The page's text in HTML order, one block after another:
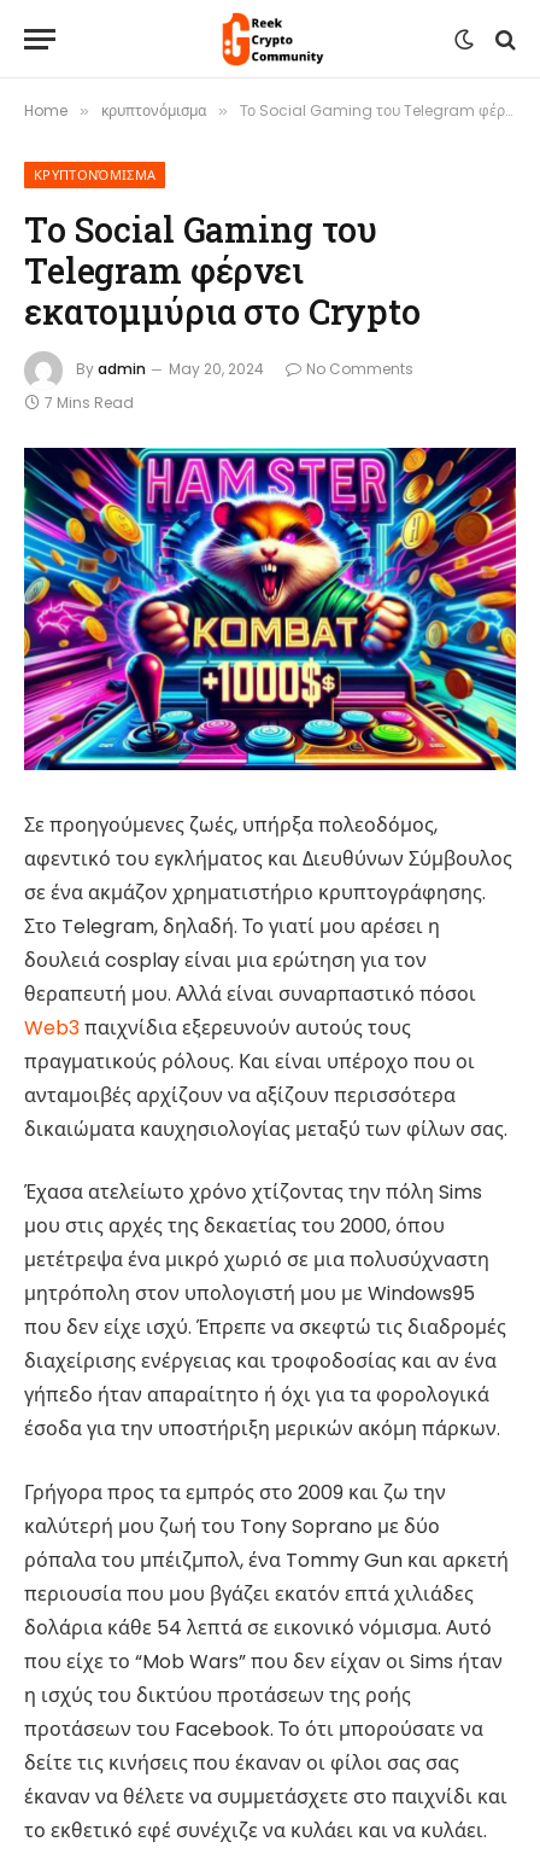
Home » κρυπτονόμισμα » Το Social Gaming του Telegram φέρνει εκατομμύρια στο Crypto
ΚΡΥΠΤΟΝΌΜΙΣΜΑ
Το Social Gaming του
Telegram φέρνει
εκατομμύρια στο Crypto
Byadmin May 20, 2024
No Comments
7 Mins Read
Σε προηγούμενες ζωές, υπήρξα πολεοδόμος,
αφεντικό του εγκλήματος και Διευθύνων Σύμβουλος
σε ένα ακμάζον χρηματιστήριο κρυπτογράφησης.
Στο Telegram, δηλαδή. Το γιατί μου αρέσει η
δουλειά cosplay είναι μια ερώτηση για τον
θεραπευτή μου. Αλλά είναι συναρπαστικό πόσοι
Web3παιχνίδια εξερευνούν αυτούς τους
πραγματικούς ρόλους. Και είναι υπέροχο που οι
ανταμοιβές αρχίζουν να αξίζουν περισσότερα
δικαιώματα καυχησιολογίας μεταξύ των φίλων σας.
Έχασα ατελείωτο χρόνο χτίζοντας την πόλη Sims
μου στις αρχές της δεκαετίας του 2000, όπου
μετέτρεψα ένα μικρό χωριό σε μια πολυσύχναστη
μητρόπολη στον υπολογιστή μου με Windows95
που δεν είχε ισχύ. Έπρεπε να σκεφτώ τις διαδρομές
διαχείρισης ενέργειας και τροφοδοσίας και αν ένα
γήπεδο ήταν απαραίτητο ή όχι για τα φορολογικά
έσοδα για την υποστήριξη μερικών ακόμη πάρκων.
Γρήγορα προς τα εμπρός στο 2009 και ζω την
καλύτερή μου ζωή του Tony Soprano με δύο
ρόπαλα του μπέιζμπολ, ένα Tommy Gun και αρκετή
περιουσία που μου βγάζει εκατόν επτά χιλιάδες
δολάρια κάθε 54 λεπτά σε εικονικό νόμισμα. Αυτό
που είχε το “Mob Wars” που δεν είχαν οι Sims ήταν
η ισχύς του δικτύου προτάσεων της ροής
προτάσεων του Facebook. Το ότι μπορούσατε να
δείτε τις κινήσεις που έκαναν οι φίλοι σας σας
έκαναν να θέλετε να συμμετάσχετε στο παιχνίδι και
το εκθετικό εφέ συνέχιζε να κυλάει και να κυλάει.